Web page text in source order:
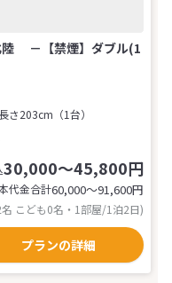
陸 －【禁煙】ダブル(1
さ203cm（1台）
30,000～45,800円
代金合計60,000〜91,600円
こども0名・1部屋/1泊2日)
プランの詳細